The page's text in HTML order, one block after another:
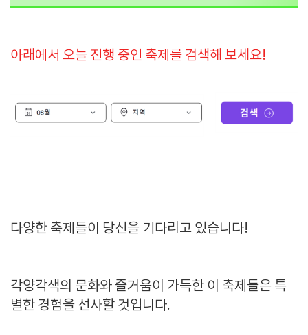
아래에서 오늘 진행 중인 축제를 검색해 보세요!
다양한 축제들이 당신을 기다리고 있습니다!
각양각색의 문화와 즐거움이 가득한 이 축제들은 특
별한 경험을 선사할 것입니다.